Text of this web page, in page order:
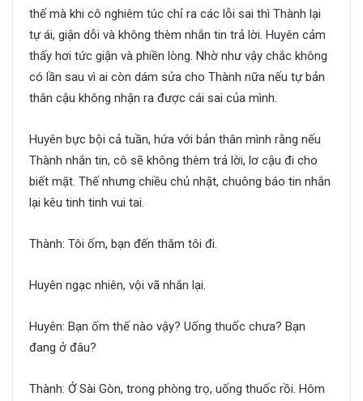
thế mà khi cô nghiêm túc chỉ ra các lỗi sai thì Thành lại
tự ái, giận dỗi và không thèm nhắn tin trả lời. Huyên cảm
thấy hơi tức giận và phiền lòng. Nhờ như vậy chắc không
có lần sau vì ai còn dám sửa cho Thành nữa nếu tự bản
thân cậu không nhận ra được cái sai của mình.
Huyên bực bội cả tuần, hứa với bản thân mình rằng nếu
Thành nhắn tin, cô sẽ không thèm trả lời, lơ cậu đi cho
biết mặt. Thế nhưng chiều chủ nhật, chuông báo tin nhắn
lại kêu tinh tinh vui tai.
Thành: Tôi ốm, bạn đến thăm tôi đi.
Huyên ngạc nhiên, vội vã nhắn lại.
Huyên: Bạn ốm thế nào vậy? Uống thuốc chưa? Bạn
đang ở đâu?
Thành: Ở Sài Gòn, trong phòng trọ, uống thuốc rồi. Hôm